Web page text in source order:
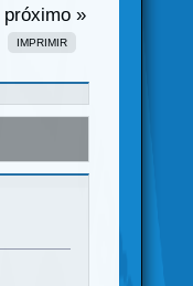
próximo »
IMPRIMIR